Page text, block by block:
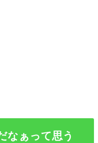
なぁって思う